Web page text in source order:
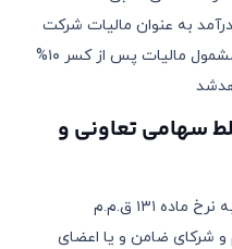
شرکتها ١٠% از کل درآمد به عنوان مالیات شرکت
محاسبه و وصول شده و ازکل درآمد مشمول مالیات پس از کسر ١٠%
سهامی تعاونی و
١٣١ ق.م.م
و شرکای ضامن و یا اعضای